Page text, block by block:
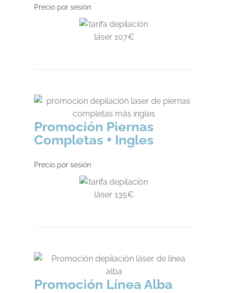
Precio por sesión
Promoción Piernas
Completas + Ingles
Precio por sesión
Promoción Línea Alba